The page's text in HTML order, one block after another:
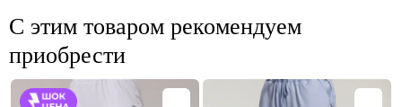
С этим товаром рекомендуем
приобрести